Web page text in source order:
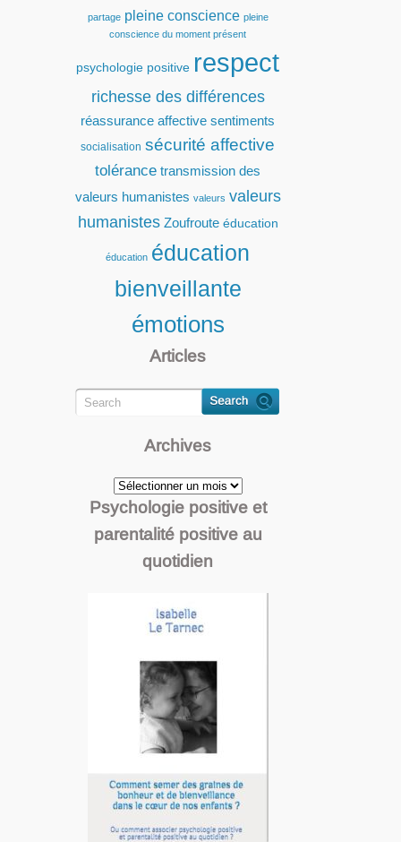
partage pleine conscience pleine
conscience du moment présent
psychologie positive respect
richesse des différences
réassurance affective sentiments
socialisation sécurité affective
tolérance transmission des
valeurs humanistes valeurs valeurs
humanistes Zoufroute éducation
éducation éducation
bienveillante
émotions
Articles
Archives
Archives
Psychologie positive et
parentalité positive au
quotidien